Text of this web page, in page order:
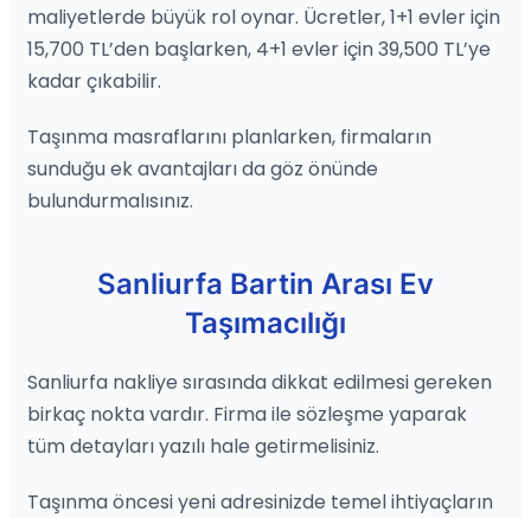
maliyetlerde büyük rol oynar. Ücretler, 1+1 evler için
15,700 TL’den başlarken, 4+1 evler için 39,500 TL’ye
kadar çıkabilir.
Taşınma masraflarını planlarken, firmaların
sunduğu ek avantajları da göz önünde
bulundurmalısınız.
Sanliurfa Bartin Arası Ev
Taşımacılığı
Sanliurfa nakliye sırasında dikkat edilmesi gereken
birkaç nokta vardır. Firma ile sözleşme yaparak
tüm detayları yazılı hale getirmelisiniz.
Taşınma öncesi yeni adresinizde temel ihtiyaçların